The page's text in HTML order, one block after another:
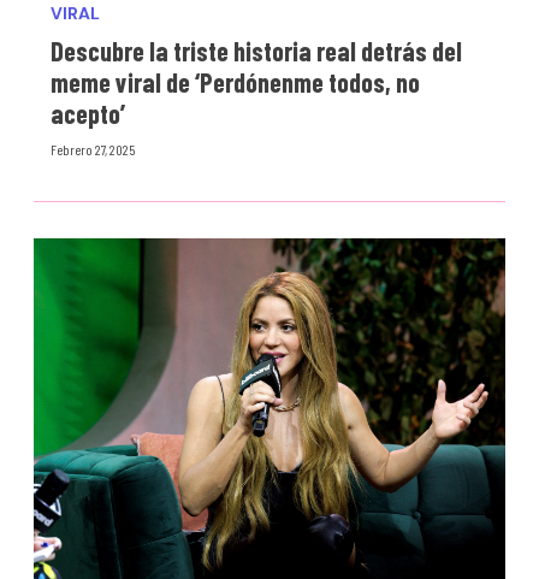
VIRAL
Descubre la triste historia real detrás del
meme viral de ‘Perdónenme todos, no
acepto’
Febrero 27, 2025